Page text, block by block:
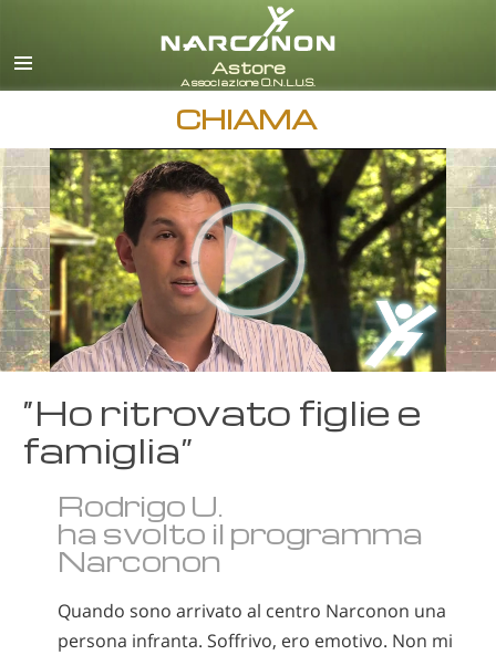
italiano
CHIAMA
“Ho ritrovato figlie e
famiglia”
Rodrigo U.
ha svolto il programma
Narconon
Quando sono arrivato al centro Narconon una
persona infranta. Soffrivo, ero emotivo. Non mi